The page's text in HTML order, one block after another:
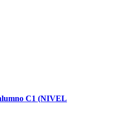
C1 (NIVEL